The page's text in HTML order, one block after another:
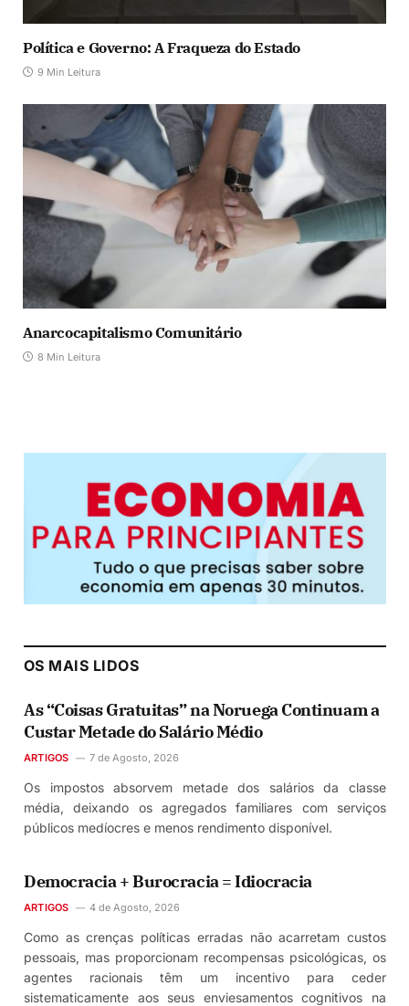
Política e Governo: A Fraqueza do Estado
9 Min Leitura
Anarcocapitalismo Comunitário
8 Min Leitura
OS MAIS LIDOS
As “Coisas Gratuitas” na Noruega Continuam a
Custar Metade do Salário Médio
ARTIGOS 7 de Agosto, 2026
Os impostos absorvem metade dos salários da classe
média, deixando os agregados familiares com serviços
públicos medíocres e menos rendimento disponível.
Democracia + Burocracia = Idiocracia
ARTIGOS 4 de Agosto, 2026
Como as crenças políticas erradas não acarretam custos
pessoais, mas proporcionam recompensas psicológicas, os
agentes racionais têm um incentivo para ceder
sistematicamente aos seus enviesamentos cognitivos na